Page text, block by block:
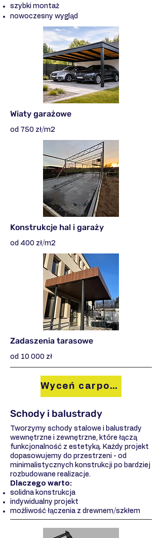
szybki montaż
nowoczesny wygląd
Wiaty garażowe
od 750 zł/m2
Konstrukcje hal i garaży
od 400 zł/m2
Zadaszenia tarasowe
od 10 000 zł
Wyceń carport
Schody i balustrady
Tworzymy schody stalowe i balustrady
wewnętrzne i zewnętrzne, które łączą
funkcjonalność z estetyką. Każdy projekt
dopasowujemy do przestrzeni - od
minimalistycznych konstrukcji po bardziej
rozbudowane realizacje.
Dlaczego warto:
solidna konstrukcja
indywidualny projekt
możliwość łączenia z drewnem/szkłem